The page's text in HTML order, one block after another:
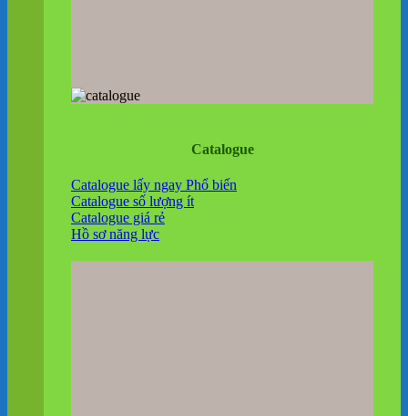
Catalogue
Catalogue lấy ngay
Catalogue số lượng ít
Catalogue giá rẻ
Hồ sơ năng lực